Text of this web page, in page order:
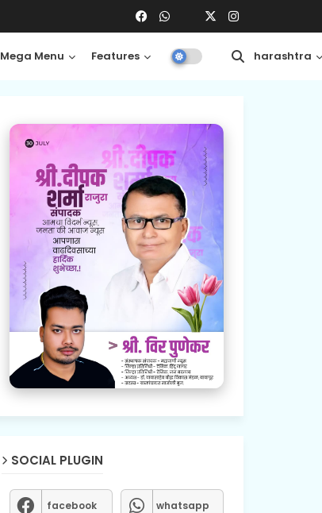
Mega Menu Features Central Maharashtra
SOCIAL PLUGIN
facebook whatsapp